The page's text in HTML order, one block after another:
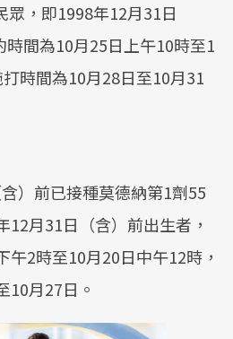
眾，即1998年12月31日
時間為10月25日上午10時至1
時間為10月28日至10月31
）前已接種莫德納第1劑55
12月31日（含）前出生者，
午2時至10月20日中午12時，
10月27日。